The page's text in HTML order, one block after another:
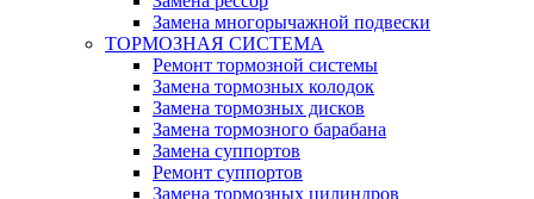
Замена многорычажной подвески
ТОРМОЗНАЯ СИСТЕМА
Ремонт тормозной системы
Замена тормозных колодок
Замена тормозных дисков
Замена тормозного барабана
Замена суппортов
Ремонт суппортов
Замена тормозных цилиндров